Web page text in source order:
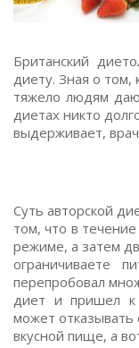
Британский
диету. Зная о том,
тяжело людям
диетах никто
выдерживает,
Суть авторской
том, что в
режиме, а затем
ограничиваете
перепробовал
диет и пришел к
может отказывать
вкусной пище, а